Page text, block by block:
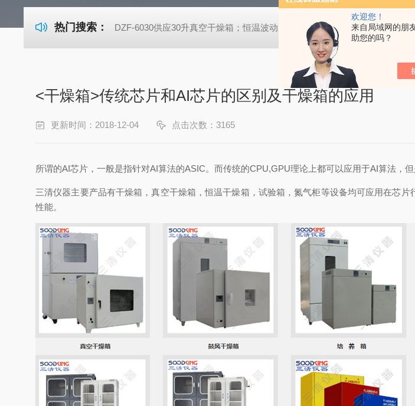
欢迎您！
来自局域网的朋
助您的吗？
热门搜索： DZF-6030供应30升真空干燥箱；恒温波动度:±0.5℃ DHG-9140B（140升
<干燥箱>传统芯片和AI芯片的区别及干燥箱的应用
更新时间：2018-12-04 点击次数：3165
所谓的AI芯片，一般是指针对AI算法的ASIC。而传统的CPU,GPU理论上都可以应用于AI算法，
三清仪器主要产品有干燥箱，真空干燥箱，恒温干燥箱，试验箱，氮气柜等设备均可应用在芯
性能。